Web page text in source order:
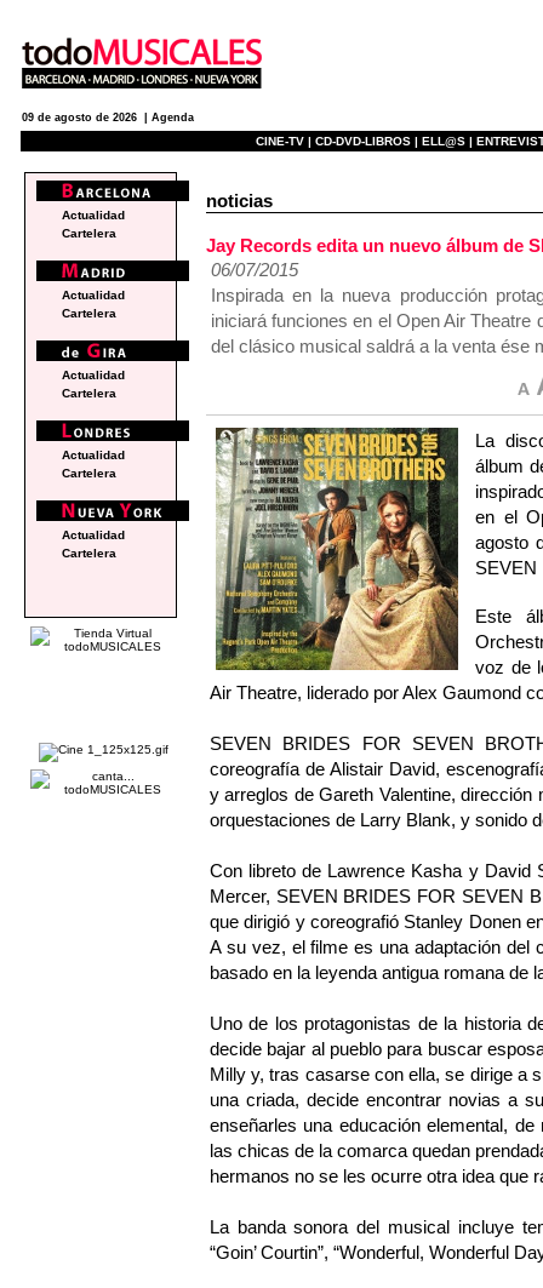
09 de agosto de 2026 | Agenda
CINE-TV | CD-DVD-LIBROS | ELL@S |
noticias
Jay Records edita un nuevo álbum de
06/07/2015
Inspirada en la nueva producción
iniciará funciones en el Open Air
del clásico musical saldrá a la venta ése
La
álbum
en el
agosto
SEVEN
Este
voz de
Air Theatre, liderado por Alex Gaumond
SEVEN BRIDES FOR SEVEN
coreografía de Alistair David,
y arreglos de Gareth Valentine,
orquestaciones de Larry Blank, y sonido
Con libreto de Lawrence Kasha y
Mercer, SEVEN BRIDES FOR SEVEN
que dirigió y coreografió Stanley Donen
A su vez, el filme es una adaptación del
basado en la leyenda antigua romana de
Uno de los protagonistas de la historia
decide bajar al pueblo para buscar
Milly y, tras casarse con ella, se dirige a
una criada, decide encontrar novias a
enseñarles una educación elemental,
las chicas de la comarca quedan
hermanos no se les ocurre otra idea que
La banda sonora del musical incluye
“Goin’ Courtin”, “Wonderful, Wonderful
Actualidad
Cartelera
Actualidad
Cartelera
Actualidad
Cartelera
Actualidad
Cartelera
Actualidad
Cartelera